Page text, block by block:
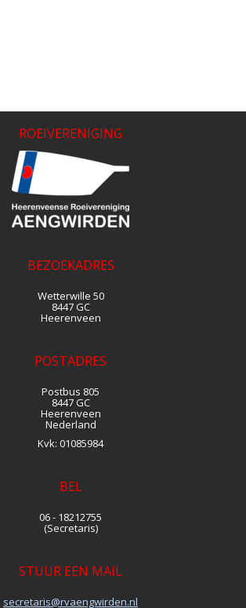
ROEIVERENIGING
BEZOEKADRES
Wetterwille 50
8447 GC
Heerenveen
POSTADRES
Postbus 805
8447 GC
Heerenveen
Nederland
Kvk: 01085984
BEL
06 - 18212755
(Secretaris)
STUUR EEN MAIL
siraterces@rvaengwirden.nl